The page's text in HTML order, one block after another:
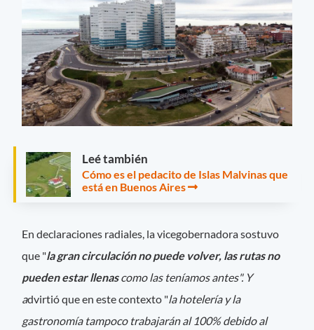
Leé también
Cómo es el pedacito de Islas Malvinas que
está en Buenos Aires
En declaraciones radiales, la vicegobernadora sostuvo
que "la gran circulación no puede volver, las rutas no
pueden estar llenascomo las teníamos antes". Y
advirtió que en este contexto "la hotelería y la
gastronomía tampoco trabajarán al 100% debido al